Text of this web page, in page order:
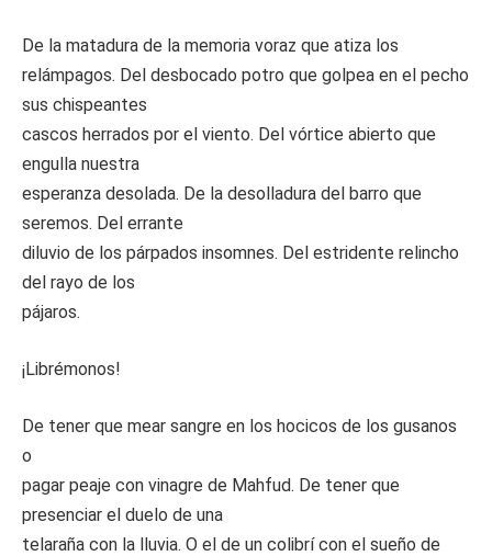
De la matadura de la memoria voraz que atiza los
relámpagos. Del desbocado potro que golpea en el pecho
sus chispeantes
cascos herrados por el viento. Del vórtice abierto que
engulla nuestra
esperanza desolada. De la desolladura del barro que
seremos. Del errante
diluvio de los párpados insomnes. Del estridente relincho
del rayo de los
pájaros.
¡Librémonos!
De tener que mear sangre en los hocicos de los gusanos
o
pagar peaje con vinagre de Mahfud. De tener que
presenciar el duelo de una
telaraña con la lluvia. O el de un colibrí con el sueño de